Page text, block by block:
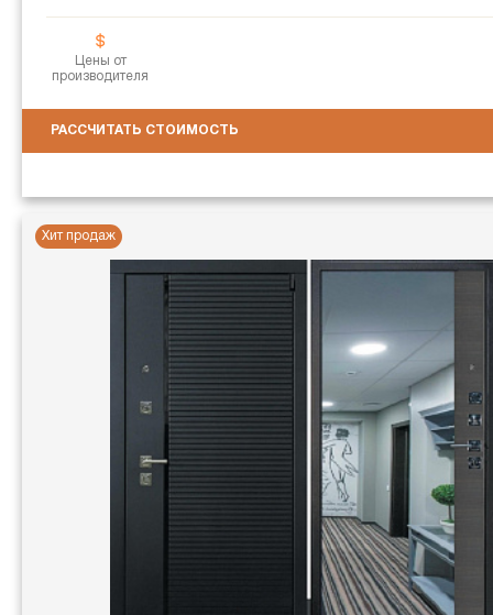
Цены от
производителя
РАССЧИТАТЬ СТОИМОСТЬ
Хит продаж